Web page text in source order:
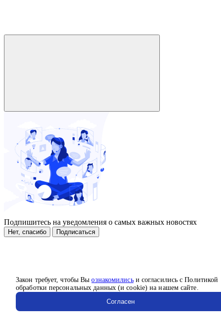
Закон требует, чтобы Выознакомилисьи согласились с Политикой
обработки персональных данных (и cookie) на нашем сайте.
Согласен
Подпишитесь на уведомления о самых важных новостях
Нет, спасибо Подписаться